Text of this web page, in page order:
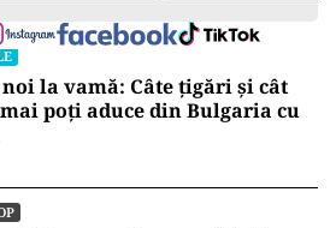
la vamă: Câte țigări și cât
poți aduce din Bulgaria cu